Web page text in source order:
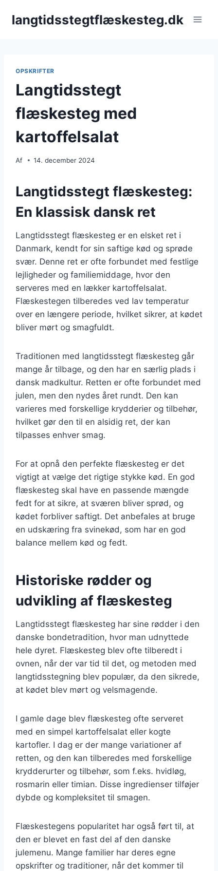
langtidsstegtflæskesteg.dk
OPSKRIFTER
Langtidsstegt
flæskesteg med
kartoffelsalat
Af 14. december 2024
Langtidsstegt flæskesteg:
En klassisk dansk ret
Langtidsstegt flæskesteg er en elsket ret i
Danmark, kendt for sin saftige kød og sprøde
svær. Denne ret er ofte forbundet med festlige
lejligheder og familiemiddage, hvor den
serveres med en lækker kartoffelsalat.
Flæskestegen tilberedes ved lav temperatur
over en længere periode, hvilket sikrer, at kødet
bliver mørt og smagfuldt.
Traditionen med langtidsstegt flæskesteg går
mange år tilbage, og den har en særlig plads i
dansk madkultur. Retten er ofte forbundet med
julen, men den nydes året rundt. Den kan
varieres med forskellige krydderier og tilbehør,
hvilket gør den til en alsidig ret, der kan
tilpasses enhver smag.
For at opnå den perfekte flæskesteg er det
vigtigt at vælge det rigtige stykke kød. En god
flæskesteg skal have en passende mængde
fedt for at sikre, at sværen bliver sprød, og
kødet forbliver saftigt. Det anbefales at bruge
en udskæring fra svinekød, som har en god
balance mellem kød og fedt.
Historiske rødder og
udvikling af flæskesteg
Langtidsstegt flæskesteg har sine rødder i den
danske bondetradition, hvor man udnyttede
hele dyret. Flæskesteg blev ofte tilberedt i
ovnen, når der var tid til det, og metoden med
langtidsstegning blev populær, da den sikrede,
at kødet blev mørt og velsmagende.
I gamle dage blev flæskesteg ofte serveret
med en simpel kartoffelsalat eller kogte
kartofler. I dag er der mange variationer af
retten, og den kan tilberedes med forskellige
krydderurter og tilbehør, som f.eks. hvidløg,
rosmarin eller timian. Disse ingredienser tilføjer
dybde og kompleksitet til smagen.
Flæskestegens popularitet har også ført til, at
den er blevet en fast del af den danske
julemenu. Mange familier har deres egne
opskrifter og traditioner, når det kommer til